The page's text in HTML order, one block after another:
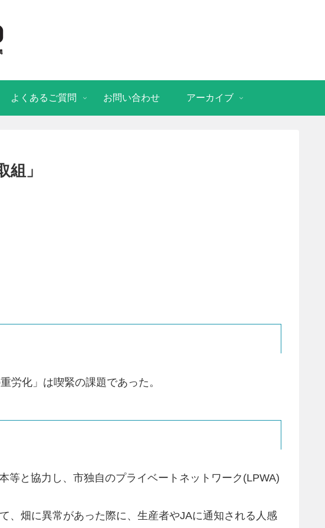
よくあるご質問 お問い合わせ アーカイブ
」
労化」は喫緊の課題であった。
等と協力し、市独自のプライベートネットワーク(LPWA)
、畑に異常があった際に、生産者やJAに通知される人感